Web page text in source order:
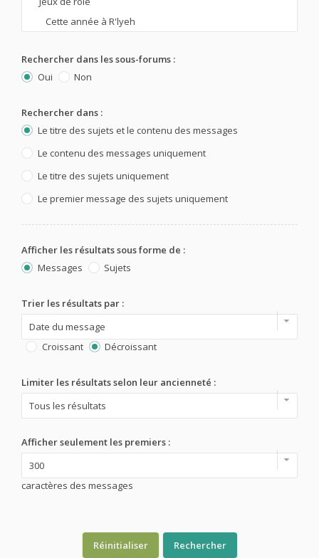
Rechercher dans les sous-forums :
Oui
Non
Rechercher dans :
Le titre des sujets et le contenu des messages
Le contenu des messages uniquement
Le titre des sujets uniquement
Le premier message des sujets uniquement
Afficher les résultats sous forme de :
Messages
Sujets
Trier les résultats par :
Croissant Décroissant
Limiter les résultats selon leur ancienneté :
Afficher seulement les premiers :
caractères des messages